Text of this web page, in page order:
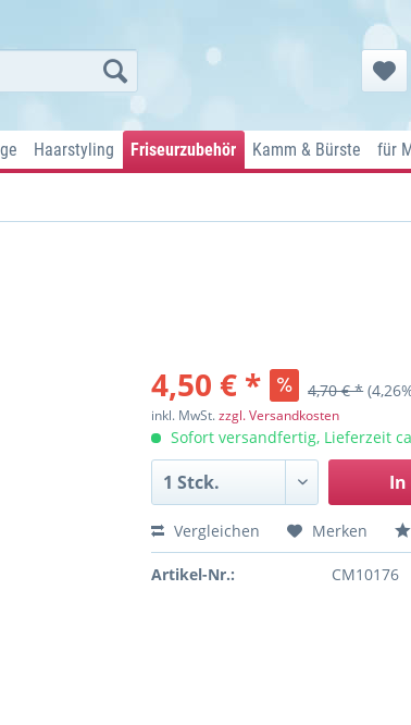
Haarstyling Friseurzubehör Kamm & Bürste für
4,50 € * 4,70 € *
inkl. MwSt.zzgl. Versandkosten
Sofort versandfertig, Lieferzeit
In
Vergleichen Merken
Artikel-Nr.: CM10176